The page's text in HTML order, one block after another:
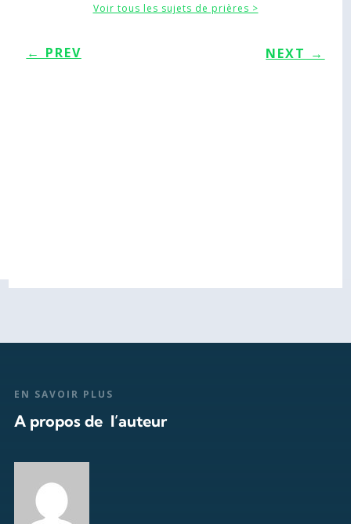
Voir tous les sujets de prières >
← PREV NEXT →
EN SAVOIR PLUS
A propos de l’auteur